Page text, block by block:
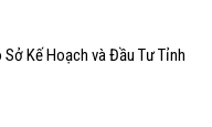
Kế Hoạch và Đầu Tư Tỉnh